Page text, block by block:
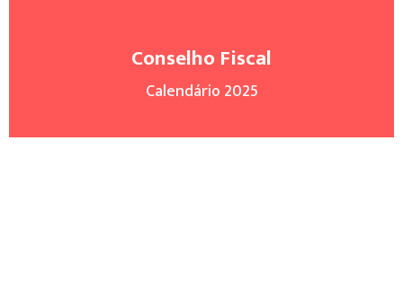
Conselho Fiscal
Calendário 2025